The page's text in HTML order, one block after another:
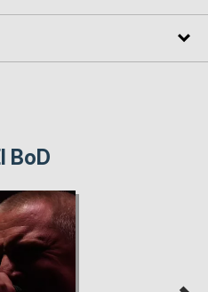
BoD